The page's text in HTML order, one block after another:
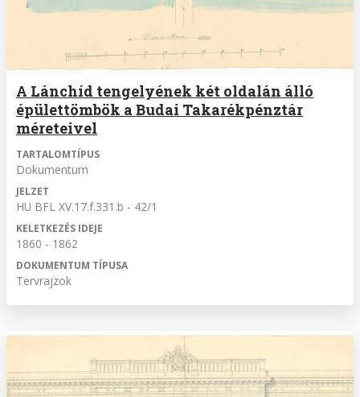
A Lánchíd tengelyének két oldalán álló
épülettömbök a Budai Takarékpénztár
méreteivel
TARTALOMTÍPUS
Dokumentum
JELZET
HU BFL XV.17.f.331.b - 42/1
KELETKEZÉS IDEJE
1860 - 1862
DOKUMENTUM TÍPUSA
Tervrajzok